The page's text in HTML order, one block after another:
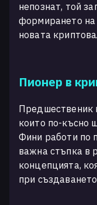
непознат, той
формирането на
новата
Пионер в
Предшественик
които по-късно
Фини работи по
важна стъпка в
концепцията,
при